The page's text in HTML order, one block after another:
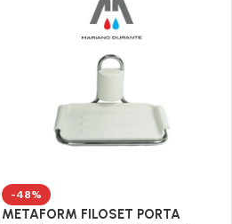
-48%
METAFORM FILOSET PORTA